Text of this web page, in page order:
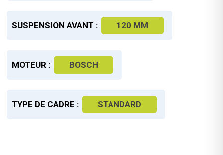
SUSPENSION AVANT : 120 MM
MOTEUR : BOSCH
TYPE DE CADRE : STANDARD